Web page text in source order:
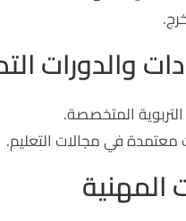
والدورات
التربوية المتخصصة.
في مجالات التعليم.
المهنية